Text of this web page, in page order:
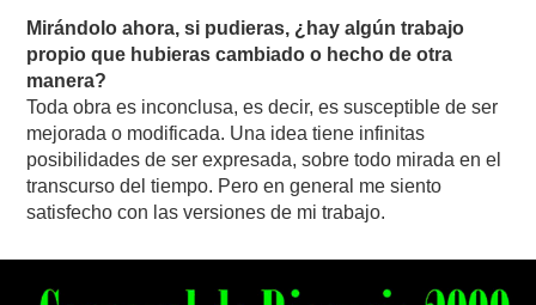
Mirándolo ahora, si pudieras, ¿hay algún trabajo
propio que hubieras cambiado o hecho de otra
manera?
Toda obra es inconclusa, es decir, es susceptible de ser
mejorada o modificada. Una idea tiene infinitas
posibilidades de ser expresada, sobre todo mirada en el
transcurso del tiempo. Pero en general me siento
satisfecho con las versiones de mi trabajo.